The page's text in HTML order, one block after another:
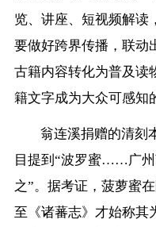
览、讲座、短视频解读
要做好跨界传播，联动
古籍内容转化为普及读
籍文字成为大众可感知
翁连溪捐赠的清刻
目提到“波罗蜜……广州
之”。据考证，菠萝蜜
至《诸蕃志》才始称其